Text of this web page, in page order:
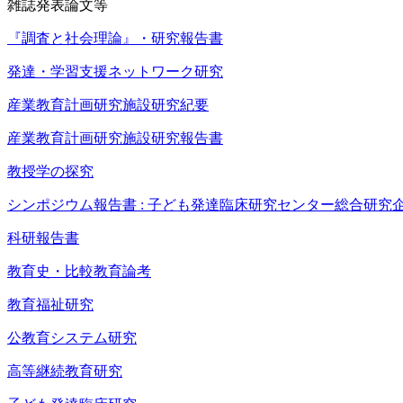
雑誌発表論文等
『調査と社会理論』・研究報告書
発達・学習支援ネットワーク研究
産業教育計画研究施設研究紀要
産業教育計画研究施設研究報告書
教授学の探究
シンポジウム報告書 : 子ども発達臨床研究センター総合研究
科研報告書
教育史・比較教育論考
教育福祉研究
公教育システム研究
高等継続教育研究